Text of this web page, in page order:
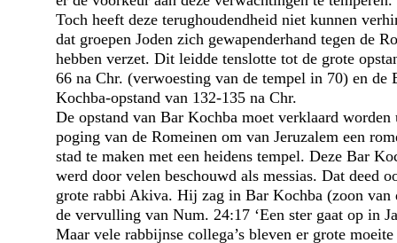
Toch heeft deze terughoudendheid niet kunnen
dat groepen Joden zich gewapenderhand tegen de
hebben verzet. Dit leidde tenslotte tot de grote
66 na Chr. (verwoesting van de tempel in 70) en de
Kochba-opstand van 132-135 na Chr.
De opstand van Bar Kochba moet verklaard worden
poging van de Romeinen om van Jeruzalem een
stad te maken met een heidens tempel. Deze Bar
werd door velen beschouwd als messias. Dat deed
grote rabbi Akiva. Hij zag in Bar Kochba (zoon van
de vervulling van Num. 24:17 ‘Een ster gaat op in
Maar vele rabbijnse collega’s bleven er grote moeite